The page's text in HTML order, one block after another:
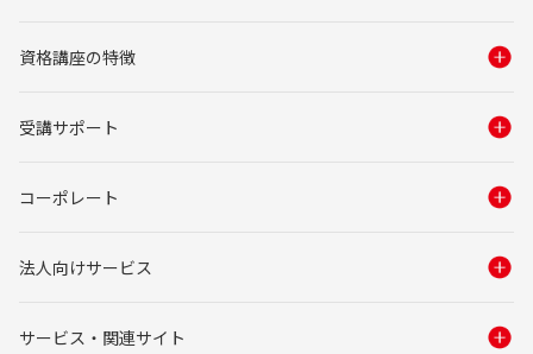
資格講座の特徴
受講サポート
コーポレート
法人向けサービス
サービス・関連サイト